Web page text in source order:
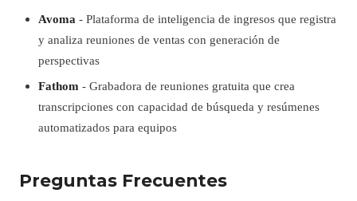
Avoma - Plataforma de inteligencia de ingresos que registra
y analiza reuniones de ventas con generación de
perspectivas
Fathom - Grabadora de reuniones gratuita que crea
transcripciones con capacidad de búsqueda y resúmenes
automatizados para equipos
Preguntas Frecuentes